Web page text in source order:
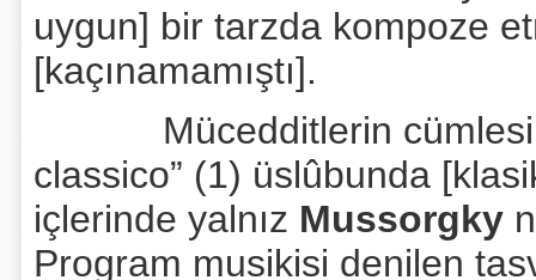
uygun] bir tarzda kompoze
[kaçınamamıştı].
Mücedditlerin cümlesi
classico” (1) üslûbunda
içlerinde yalnız Mussorgky
Program musikisi denilen